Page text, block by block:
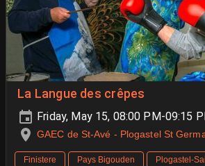
La Langue des crêpes
Friday, May 15, 08:00 PM-09:15
GAEC de St-Avé - Plogastel St
Finistere Pays Bigouden
Plogastel-